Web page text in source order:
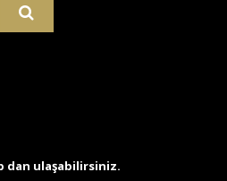
dan ulaşabilirsiniz.